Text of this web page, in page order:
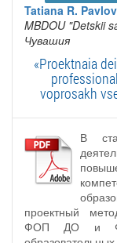
Tatiana R.
MBDOU "Detskii
Чувашия
«Proektnaia
voprosakh
В
проектный
ФОП ДО и